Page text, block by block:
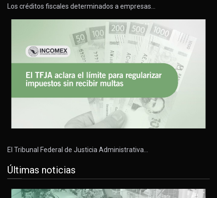
Los créditos fiscales determinados a empresas…
El Tribunal Federal de Justicia Administrativa…
Últimas noticias